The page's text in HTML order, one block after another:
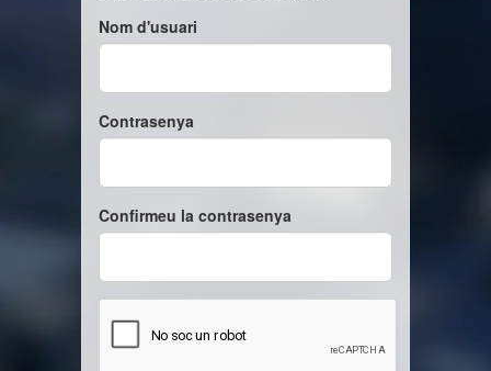
Nom d'usuari
Contrasenya
Confirmeu la contrasenya